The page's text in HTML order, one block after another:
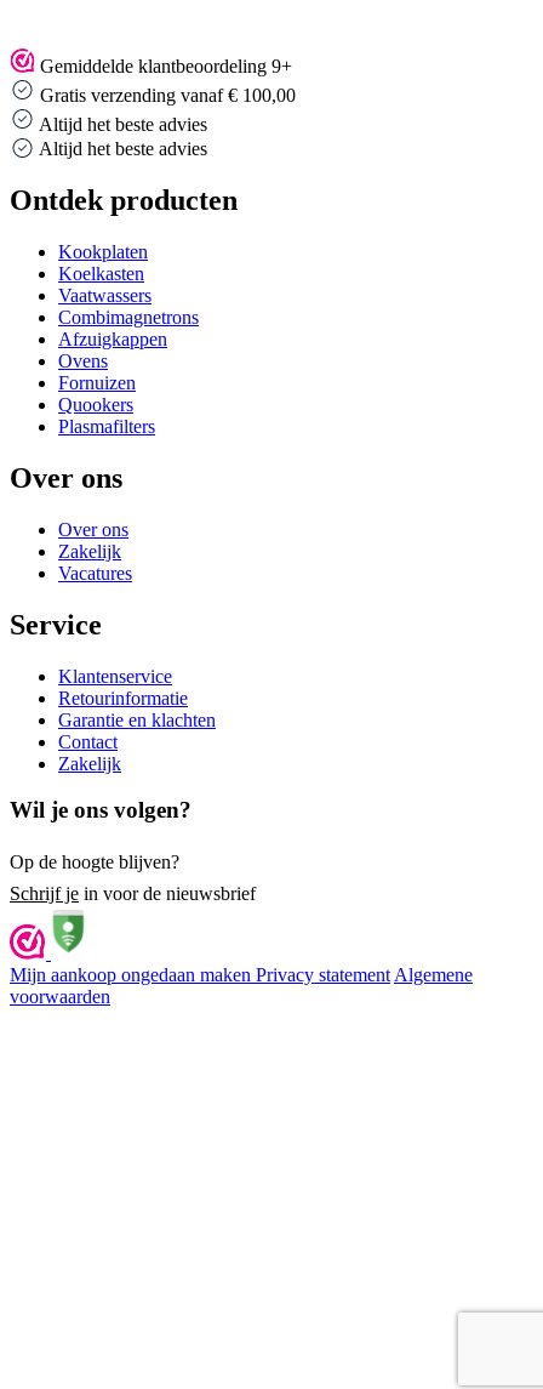
Gemiddelde klantbeoordeling 9+
Gratis verzending vanaf € 100,00
Altijd het beste advies
Altijd het beste advies
Ontdek producten
Kookplaten
Koelkasten
Vaatwassers
Combimagnetrons
Afzuigkappen
Ovens
Fornuizen
Quookers
Plasmafilters
Over ons
Over ons
Zakelijk
Vacatures
Service
Klantenservice
Retourinformatie
Garantie en klachten
Contact
Zakelijk
Wil je ons volgen?
Op de hoogte blijven?
Schrijf je in voor de nieuwsbrief
Mijn aankoop ongedaan maken Privacy statement Algemene
voorwaarden